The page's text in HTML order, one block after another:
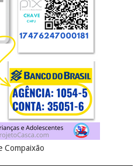
Compaixão